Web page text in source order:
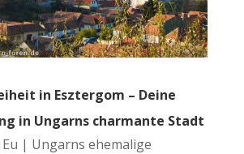
in Esztergom – Deine
in Ungarns charmante Stadt
| Ungarns ehemalige